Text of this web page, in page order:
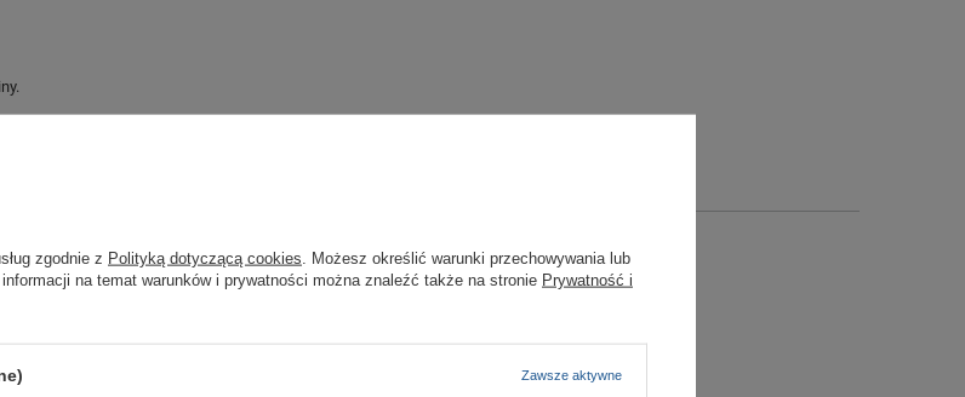
pochodzi z oficjalnej sieci dystrybucyjnej.
Symbol SC000679
zgodnie z Polityką dotyczącą cookies . Możesz określić warunki przechowywania lub
na temat warunków i prywatności można znaleźć także na stronie Prywatność i
Zawsze aktywne